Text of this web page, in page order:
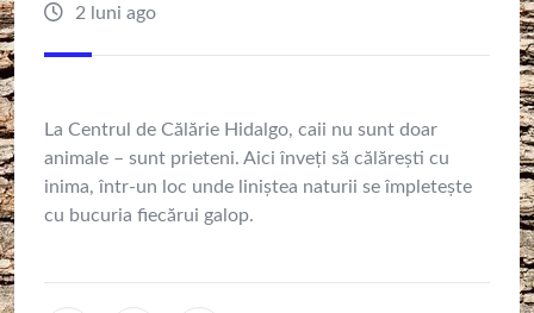
2 luni ago
La Centrul de Călărie Hidalgo, caii nu sunt doar
animale – sunt prieteni. Aici înveți să călărești cu
inima, într-un loc unde liniștea naturii se împletește
cu bucuria fiecărui galop.